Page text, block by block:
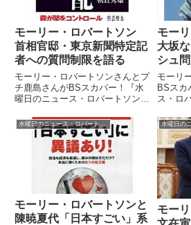
モーリー・ロバートソン
首相官邸・東京新聞特定記
者への質問制限を語る
モーリー・ロバートソンさんとプ
チ鹿島さんがBSスカパー！『水
曜日のニュース・ロバートソン』
へ東京新聞の特定の記者への質問
を制限するかのような申し入れを
したことについて話していまし
た。（モーリー）もう最近、いろ
モー
大坂
シュ
モーリ
BSスカ
ス・ロ
の中で
ウォッ
いて、
説して
ザ・...
モーリー・ロバートソンと
陳暁夏代「日本すごい」系
モー